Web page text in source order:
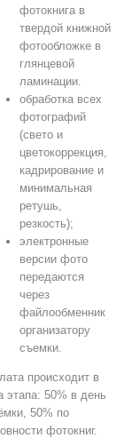
фотокнига в
твердой книжной
фотообложке в
глянцевой
ламинации.
обработка всех
фотографий
(свето и
цветокоррекция,
кадрирование и
минимальная
ретушь,
резкость);
электронные
версии фото
передаются
через
файлообменник
организатору
съемки.
происходит в
этапа: 50% в день
50% по
фотокниг.